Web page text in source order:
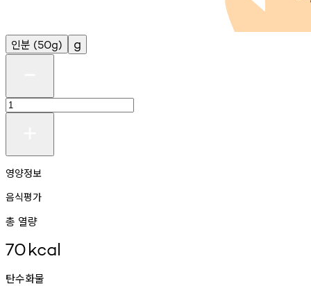
인분 (50g) g
영양정보
음식평가
총 열량
70kcal
탄수화물